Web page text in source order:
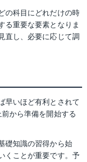
の科目にどれだけの時
る重要な要素となりま
直し、必要に応じて調
早いほど有利とされて
から準備を開始する
礎知識の習得から始
くことが重要です。予